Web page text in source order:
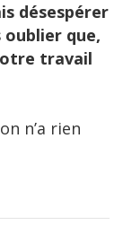
désespérer
que,
travail
n’a rien